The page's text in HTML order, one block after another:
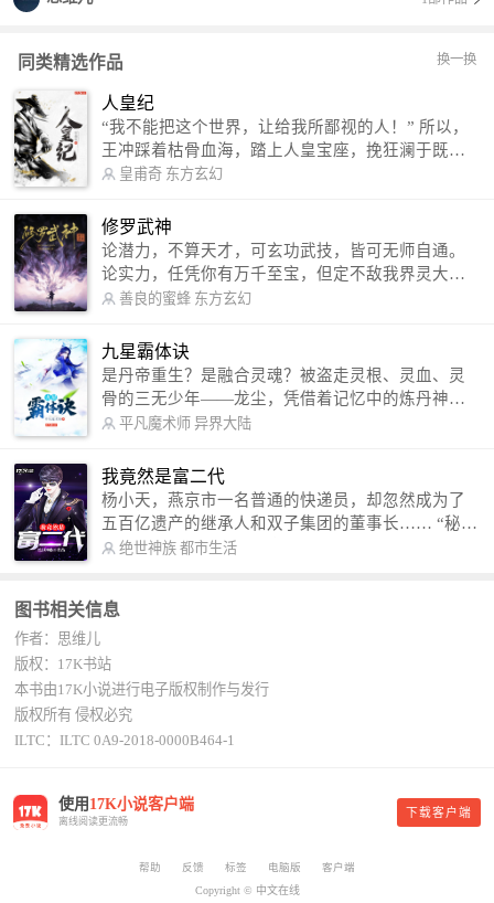
同类精选作品 换一换
人皇纪
“我不能把这个世界，让给我所鄙视的人！” 所以，
王冲踩着枯骨血海，踏上人皇宝座，挽狂澜于既
倒，扶大厦之将倾，成就了一段无上的传说！ 微信
微博：皇甫奇（地址：http://weibo.com/u/25284575
87） QQ交流群：320238210【普通群】 574501330
【VIP订阅群】 欢迎大家关注。
皇甫奇 东方玄幻
修罗武神
论潜力，不算天才，可玄功武技，皆可无师自通。
论实力，任凭你有万千至宝，但定不敌我界灵大
军。 我是谁？天下众生视我为修罗，却不知，我以
信公众号：善良的蜜蜂后援会）
善良的蜜蜂 东方玄幻
九星霸体诀
是丹帝重生？是融合灵魂？被盗走灵根、灵血、灵
骨的三无少年——龙尘，凭借着记忆中的炼丹神
术，修行神秘功法九星霸体诀，拨开重重迷雾，解
勾搭各色美女，镇压恶鬼邪神。 江湖传闻：龙
尘一到，地吼天啸。龙尘一出，鬼泣神哭。 本
故事纯属虚构，如有雷同，那就是真事儿，想要对
号入座，抓紧时间进群：487963015 微信公众号：
平凡魔术师,或者搜索：pingfanmoshushi1982,公众
平凡魔术师 异界大陆
我竟然是富二代
杨小天，燕京市一名普通的快递员，却忽然成为了
五百亿遗产的继承人和双子集团的董事长…… “秘
书，给我定制一套百亿富翁的吃喝住行标准！” “好
呢？” “回杨总，开车太堵，已经给你安排了直升
敢想的，没有秘书办不到的。
绝世神族 都市生活
图书相关信息
作者：思维儿
版权：17K书站
本书由17K小说进行电子版权制作与发行
版权所有 侵权必究
ILTC：ILTC 0A9-2018-0000B464-1
使用 17K小说客户端
离线阅读更流畅
下载客户端
帮助 反馈 标签 电脑版
客户端
Copyright © 中文在线